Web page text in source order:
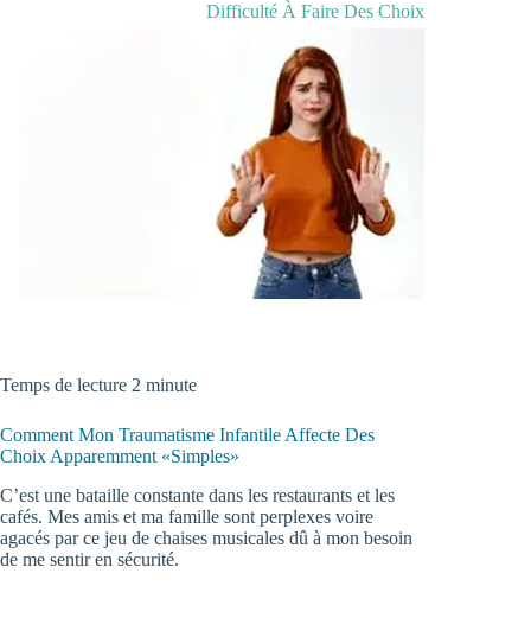
Difficulté À Faire Des Choix
Temps de lecture 2 minute
Comment Mon Traumatisme Infantile Affecte Des
Choix Apparemment «Simples»
C’est une bataille constante dans les restaurants et les
cafés. Mes amis et ma famille sont perplexes voire
agacés par ce jeu de chaises musicales dû à mon besoin
de me sentir en sécurité.